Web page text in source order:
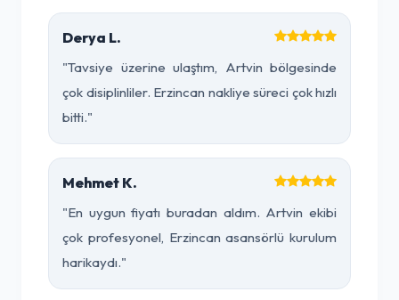
Derya L.
"Tavsiye üzerine ulaştım, Artvin bölgesinde
çok disiplinliler. Erzincan nakliye süreci çok hızlı
bitti."
Mehmet K.
"En uygun fiyatı buradan aldım. Artvin ekibi
çok profesyonel, Erzincan asansörlü kurulum
harikaydı."